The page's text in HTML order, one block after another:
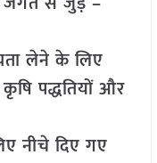
लेने के लिए
पद्धतियों और
नीचे दिए गए